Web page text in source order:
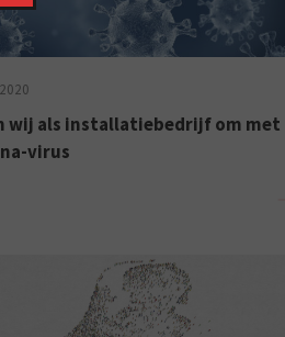
wij als installatiebedrijf om met
virus